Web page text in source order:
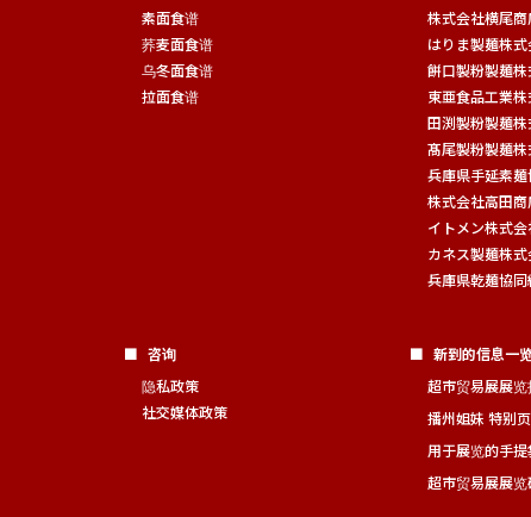
素面食谱
荞麦面食谱
乌冬面食谱
拉面食谱
株式会社横尾商
はりま製麺株
餅口製粉製麺
東亜食品工業
田渕製粉製麺
髙尾製粉製麺
兵庫県手延素
株式会社高田商
イトメン株式会
カネス製麺株
兵庫県乾麺協同
咨询
隐私政策
社交媒体政策
新到的信息一
超市贸易展展览
播州姐妹 特别
用于展览的手
超市贸易展展览